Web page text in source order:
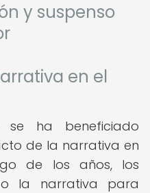
y suspenso
en el
ha beneficiado
de la narrativa en
de los años, los
la narrativa para